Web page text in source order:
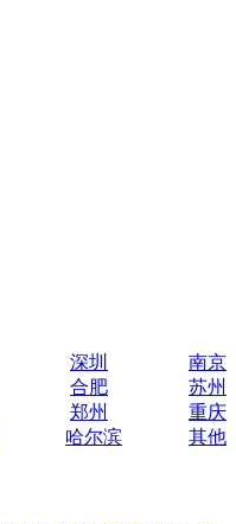
深圳
南京
合肥
苏州
郑州
重庆
哈尔滨
其他